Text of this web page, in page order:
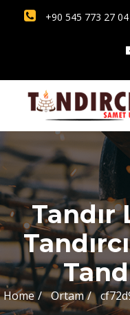
+90 545 773 27 04
Tandır
Home Ortam